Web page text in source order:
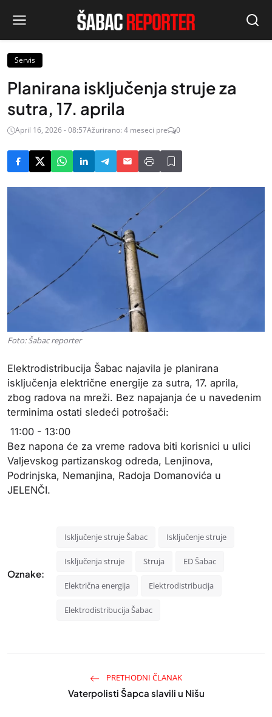
Servis
Planirana isključenja struje za
sutra, 17. aprila
April 16, 2026 - 08:57Ažurirano: 4 meseci pre 0
Foto: Šabac reporter
Elektrodistribucija Šabac najavila je planirana
isključenja električne energije za sutra, 17. aprila,
zbog radova na mreži. Bez napajanja će u navedenim
terminima ostati sledeći potrošači:
11:00 - 13:00
Bez napona će za vreme radova biti korisnici u ulici
Valjevskog partizanskog odreda, Lenjinova,
Podrinjska, Nemanjina, Radoja Domanovića u
JELENČI.
Oznake:
Isključenje struje Šabac Isključenje struje
Isključenja struje Struja ED Šabac
Električna energija Elektrodistribucija
Elektrodistribucija Šabac
PRETHODNI ČLANAK
Vaterpolisti Šapca slavili u Nišu